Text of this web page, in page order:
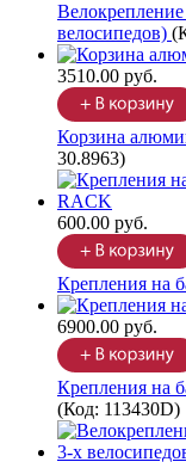
велосипедов)
3510.00 руб.
Корзина
30.8963)
600.00 руб.
Крепления на
6900.00 руб.
Крепления на
(Код: 113430D)